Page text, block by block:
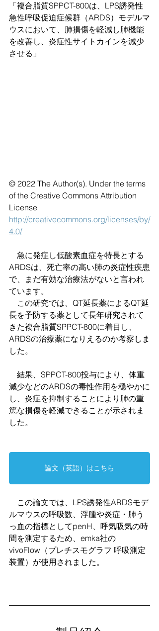
「複合脂質SPPCT-800は、LPS誘発性
急性呼吸促迫症候群（ARDS）モデルマ
ウスにおいて、肺損傷を軽減し肺機能
を改善し、炎症性サイトカインを減少
させる」
© 2022 The Author(s). Under the terms
of the Creative Commons Attribution
License
http://creativecommons.org/licenses/by/
4.0/
急に発症し低酸素血症を特長とする
ARDSは、死亡率の高い肺の炎症性疾患
で、まだ有効な治療法がないと言われ
ています。
この研究では、QT延長薬によるQT延
長を予防する薬として長年研究されて
きた複合脂質SPPCT-800に着目し、
ARDSの治療薬になりえるのか考察しま
した。
結果、SPPCT-800投与により、体重
減少などのARDSの毒性作用を穏やかに
し、炎症を抑制することにより肺の重
篤な損傷を軽減できることが示されま
した。
論文（英語）はこちら
この論文では、LPS誘発性ARDSモデ
ルマウスの呼吸数、浮腫や炎症・肺う
っ血の指標としてpenH、呼気吸気の時
間を測定するため、emka社の
vivoFlow（プレチスモグラフ 呼吸測定
装置）が使用されました。